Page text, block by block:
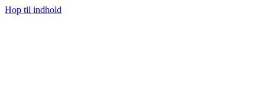
Hop til indhold